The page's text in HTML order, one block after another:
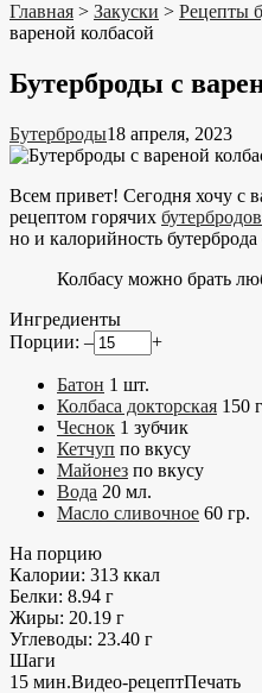
Главная > Закуски > Рецепты
вареной колбасой
Бутерброды с
Бутерброды18 апреля, 2023
Всем привет! Сегодня хочу с
рецептом горячих бутербродов
но и калорийность
Колбасу можно брать
Ингредиенты
Порции: – +
Батон 1 шт.
Колбаса докторская 150
Чеснок 1 зубчик
Кетчуп по вкусу
Майонез по вкусу
Вода 20 мл.
Масло сливочное 60 гр.
На порцию
Калории: 313 ккал
Белки: 8.94 г
Жиры: 20.19 г
Углеводы: 23.40 г
Шаги
15 мин.Видео-рецептПечать